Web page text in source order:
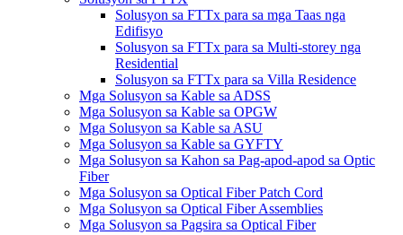
Solusyon sa FTTx para sa mga Taas nga
Edifisyo
Solusyon sa FTTx para sa Multi-storey nga
Residential
Solusyon sa FTTx para sa Villa Residence
Mga Solusyon sa Kable sa ADSS
Mga Solusyon sa Kable sa OPGW
Mga Solusyon sa Kable sa ASU
Mga Solusyon sa Kable sa GYFTY
Mga Solusyon sa Kahon sa Pag-apod-apod sa Optic
Fiber
Mga Solusyon sa Optical Fiber Patch Cord
Mga Solusyon sa Optical Fiber Assemblies
Mga Solusyon sa Pagsira sa Optical Fiber